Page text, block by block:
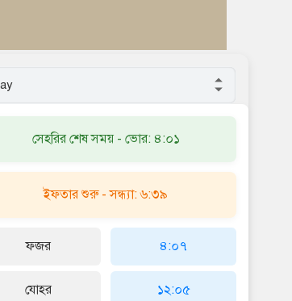
সেহরির শেষ সময় - ভোর: ৪:০১
ইফতার শুরু - সন্ধ্যা: ৬:৩৯
ফজর
যোহর
৪:০৭
১২:০৫